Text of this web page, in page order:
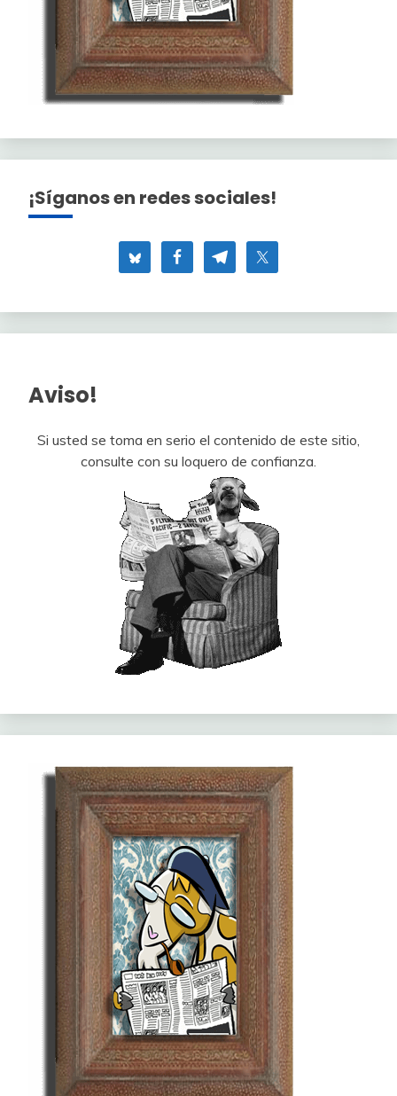
¡Síganos en redes sociales!
Aviso!
Si usted se toma en serio el contenido de este sitio,
consulte con su loquero de confianza.